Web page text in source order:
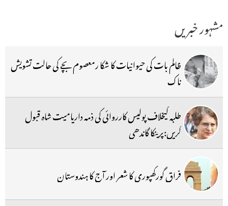
مشہور خبریں
ظالم بات کی حیوانیات کا شکا رمعصوم بچے کی حالت تشویش
ناک
طلبہ کیخلاف پولیس کارروائی کی ذمہ داریامیت شاہ قبول
کریں:پرینکا گاندھی
فراق گورکھپوری کا شعر اور آج کا ہندوستان